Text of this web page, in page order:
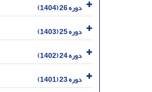
دوره 26 (1404)
دوره 25 (1403)
دوره 24 (1402)
دوره 23 (1401)